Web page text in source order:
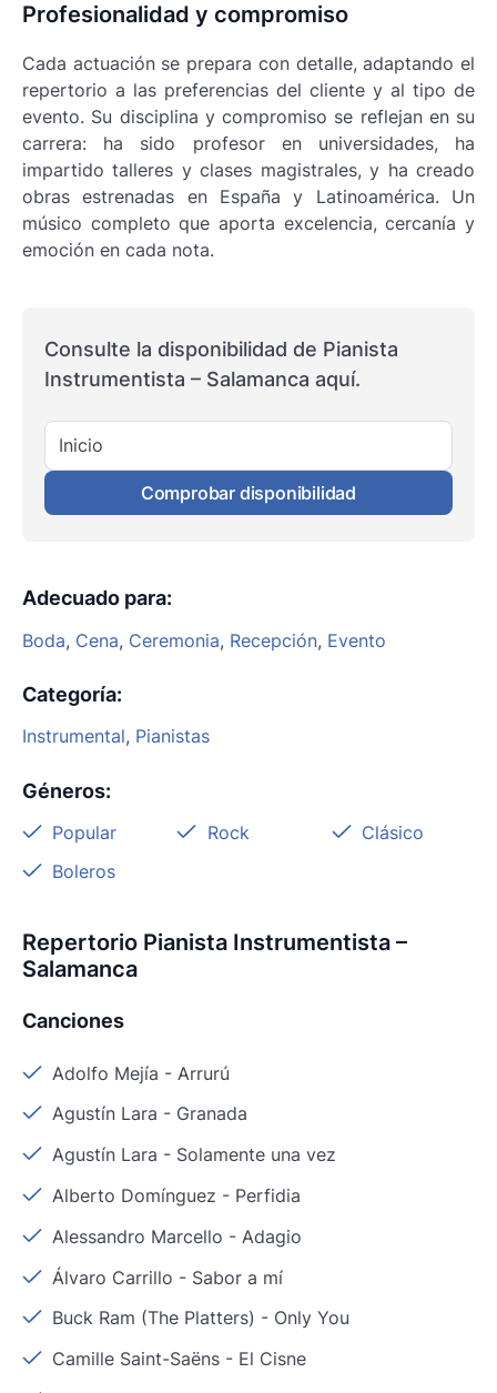
Profesionalidad y compromiso
Cada actuación se prepara con detalle, adaptando el
repertorio a las preferencias del cliente y al tipo de
evento. Su disciplina y compromiso se reflejan en su
carrera: ha sido profesor en universidades, ha
impartido talleres y clases magistrales, y ha creado
obras estrenadas en España y Latinoamérica. Un
músico completo que aporta excelencia, cercanía y
emoción en cada nota.
Consulte la disponibilidad de Pianista
Instrumentista – Salamanca aquí.
Inicio
Comprobar disponibilidad
Adecuado para:
Boda, Cena, Ceremonia, Recepción, Evento
Categoría:
Instrumental, Pianistas
Géneros:
Popular Rock
Clásico
Boleros
Repertorio Pianista Instrumentista –
Salamanca
Canciones
Adolfo Mejía - Arrurú
Agustín Lara - Granada
Agustín Lara - Solamente una vez
Alberto Domínguez - Perfidia
Alessandro Marcello - Adagio
Álvaro Carrillo - Sabor a mí
Buck Ram (The Platters) - Only You
Camille Saint-Saëns - El Cisne